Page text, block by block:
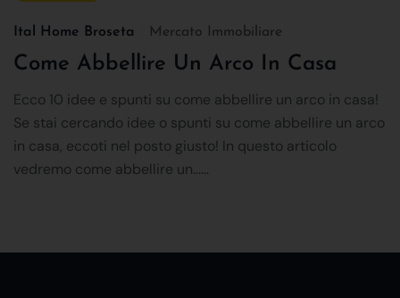
Ital Home Broseta Mercato Immobiliare
Come Abbellire Un Arco In Casa
Ecco 10 idee e spunti su come abbellire un arco in casa!
Se stai cercando idee o spunti su come abbellire un arco
in casa, eccoti nel posto giusto! In questo articolo
vedremo come abbellire un......